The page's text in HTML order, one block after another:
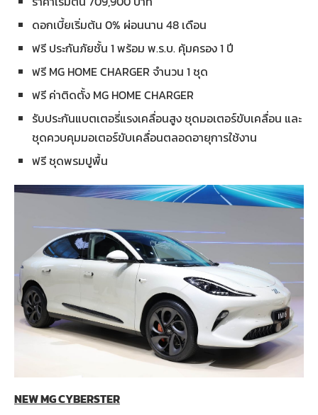
ดอกเบี้ยเริ่มต้น 0% ผ่อนนาน 48 เดือน
ฟรี ประกันภัยชั้น 1 พร้อม พ.ร.บ. คุ้มครอง 1 ปี
ฟรี MG HOME CHARGER จำนวน 1 ชุด
ฟรี ค่าติดตั้ง MG HOME CHARGER
รับประกันแบตเตอรี่แรงเคลื่อนสูง ชุดมอเตอร์ขับเคลื่อน และ
ชุดควบคุมมอเตอร์ขับเคลื่อนตลอดอายุการใช้งาน
ฟรี ชุดพรมปูพื้น
NEW MG CYBERSTER